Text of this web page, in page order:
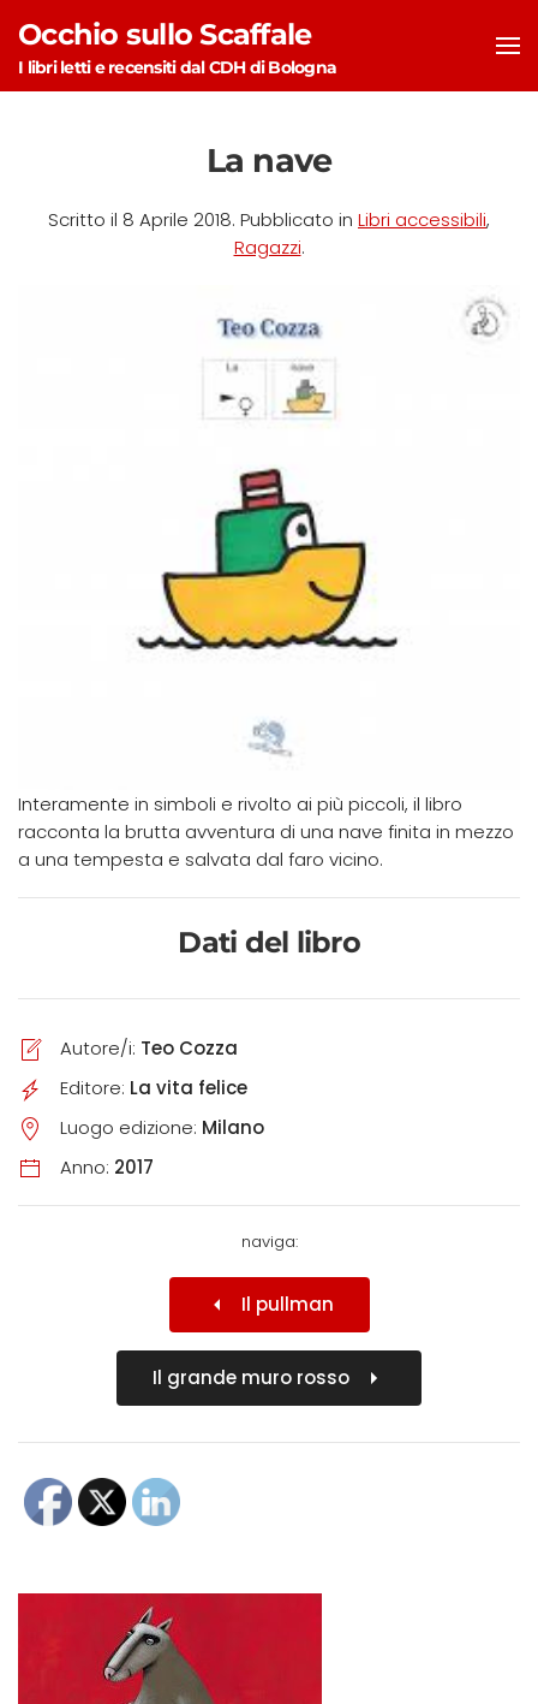
Skip to main content
Occhio sullo Scaffale
I libri letti e recensiti dal CDH di Bologna
La nave
Scritto il 8 Aprile 2018. Pubblicato in Libri accessibili,
Ragazzi.
Interamente in simboli e rivolto ai più piccoli, il libro
racconta la brutta avventura di una nave finita in mezzo
a una tempesta e salvata dal faro vicino.
Dati del libro
Autore/i: Teo Cozza
Editore: La vita felice
Luogo edizione: Milano
Anno: 2017
naviga:
Il pullman
Il grande muro rosso